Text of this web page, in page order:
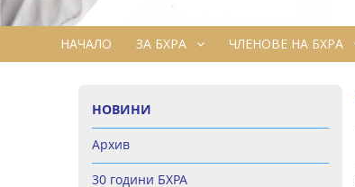
НАЧАЛО ЗА БХРА ЧЛЕНОВЕ НА БХРА
НОВИНИ
Архив
30 години БХРА